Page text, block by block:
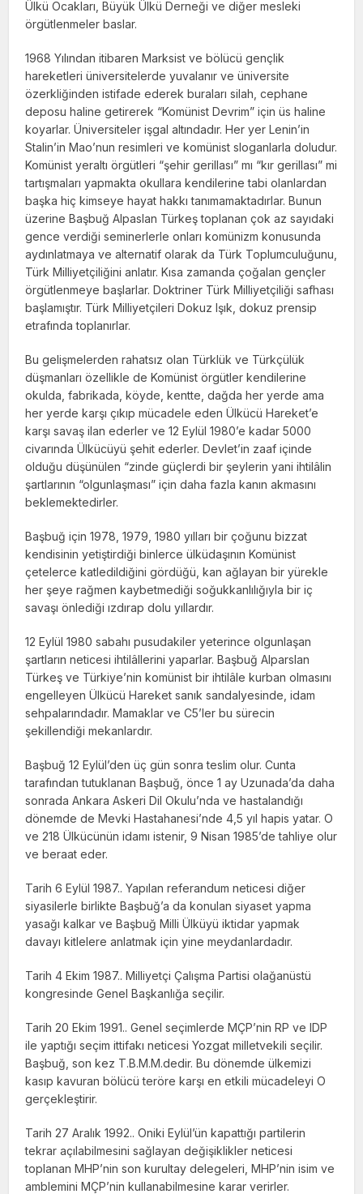
Ülkü Ocakları, Büyük Ülkü Derneği ve diğer mesleki
örgütlenmeler baslar.
1968 Yılından itibaren Marksist ve bölücü gençlik
hareketleri üniversitelerde yuvalanır ve üniversite
özerkliğinden istifade ederek buraları silah, cephane
deposu haline getirerek “Komünist Devrim” için üs haline
koyarlar. Üniversiteler işgal altındadır. Her yer Lenin’in
Stalin’in Mao’nun resimleri ve komünist sloganlarla doludur.
Komünist yeraltı örgütleri “şehir gerillası” mı “kır gerillası” mi
tartışmaları yapmakta okullara kendilerine tabi olanlardan
başka hiç kimseye hayat hakkı tanımamaktadırlar. Bunun
üzerine Başbuğ Alpaslan Türkeş toplanan çok az sayıdaki
gence verdiği seminerlerle onları komünizm konusunda
aydınlatmaya ve alternatif olarak da Türk Toplumculuğunu,
Türk Milliyetçiliğini anlatır. Kısa zamanda çoğalan gençler
örgütlenmeye başlarlar. Doktriner Türk Milliyetçiliği safhası
başlamıştır. Türk Milliyetçileri Dokuz Işık, dokuz prensip
etrafında toplanırlar.
Bu gelişmelerden rahatsız olan Türklük ve Türkçülük
düşmanları özellikle de Komünist örgütler kendilerine
okulda, fabrikada, köyde, kentte, dağda her yerde ama
her yerde karşı çıkıp mücadele eden Ülkücü Hareket’e
karşı savaş ilan ederler ve 12 Eylül 1980’e kadar 5000
civarında Ülkücüyü şehit ederler. Devlet’in zaaf içinde
olduğu düşünülen “zinde güçlerdi bir şeylerin yani ihtilâlin
şartlarının “olgunlaşması” için daha fazla kanın akmasını
beklemektedirler.
Başbuğ için 1978, 1979, 1980 yılları bir çoğunu bizzat
kendisinin yetiştirdiği binlerce ülküdaşının Komünist
çetelerce katledildiğini gördüğü, kan ağlayan bir yürekle
her şeye rağmen kaybetmediği soğukkanlılığıyla bir iç
savaşı önlediği ızdırap dolu yıllardır.
12 Eylül 1980 sabahı pusudakiler yeterince olgunlaşan
şartların neticesi ihtilâllerini yaparlar. Başbuğ Alparslan
Türkeş ve Türkiye’nin komünist bir ihtilâle kurban olmasını
engelleyen Ülkücü Hareket sanık sandalyesinde, idam
sehpalarındadır. Mamaklar ve C5’ler bu sürecin
şekillendiği mekanlardır.
Başbuğ 12 Eylül’den üç gün sonra teslim olur. Cunta
tarafından tutuklanan Başbuğ, önce 1 ay Uzunada’da daha
sonrada Ankara Askeri Dil Okulu’nda ve hastalandığı
dönemde de Mevki Hastahanesi’nde 4,5 yıl hapis yatar. O
ve 218 Ülkücünün idamı istenir, 9 Nisan 1985’de tahliye olur
ve beraat eder.
Tarih 6 Eylül 1987.. Yapılan referandum neticesi diğer
siyasilerle birlikte Başbuğ’a da konulan siyaset yapma
yasağı kalkar ve Başbuğ Milli Ülküyü iktidar yapmak
davayı kitlelere anlatmak için yine meydanlardadır.
Tarih 4 Ekim 1987.. Milliyetçi Çalışma Partisi olağanüstü
kongresinde Genel Başkanlığa seçilir.
Tarih 20 Ekim 1991.. Genel seçimlerde MÇP’nin RP ve IDP
ile yaptığı seçim ittifakı neticesi Yozgat milletvekili seçilir.
Başbuğ, son kez T.B.M.M.dedir. Bu dönemde ülkemizi
kasıp kavuran bölücü teröre karşı en etkili mücadeleyi O
gerçekleştirir.
Tarih 27 Aralık 1992.. Oniki Eylül’ün kapattığı partilerin
tekrar açılabilmesini sağlayan değişiklikler neticesi
toplanan MHP’nin son kurultay delegeleri, MHP’nin isim ve
amblemini MÇP’nin kullanabilmesine karar verirler.